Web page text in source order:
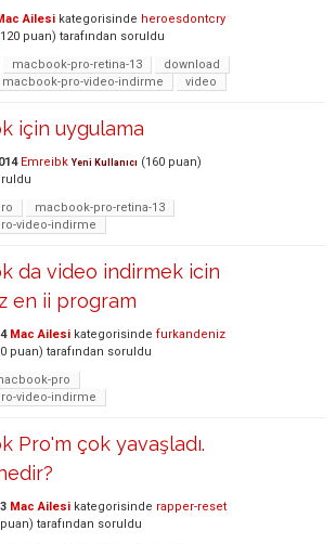
Ailesi kategorisinde heroesdontcry
120 puan) tarafından soruldu
macbook-pro-retina-13
download
macbook-pro-video-indirme video
için uygulama
Emreibk Yeni Kullanıcı (160 puan)
macbook-pro-retina-13
video-indirme
da video indirmek icin
en ii program
Mac Ailesi kategorisinde furkandeniz
puan) tarafından soruldu
pro
video-indirme
Pro'm çok yavaşladı.
Mac Ailesi kategorisinde rapper-reset
puan) tarafından soruldu